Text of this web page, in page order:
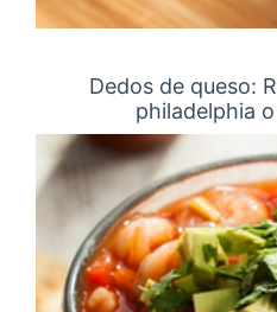
Dedos de queso:
philadelphia